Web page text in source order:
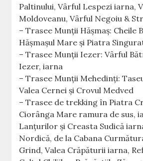
Paltinului, Vârful Lespezi iarna,
Moldoveanu, Vârful Negoiu &
– Trasee Munții Hășmaș: Cheile
Hășmașul Mare și Piatra
– Trasee Munții Iezer: Vârful
Iezer, iarna
– Trasee Munții Mehedinți:
Valea Cernei și Crovul Medved
– Trasee de trekking în Piatra
Ciorânga Mare ramura de sus,
Lanțurilor și Creasta Sudică
Nordică, de la Cabana
Grind, Valea Crăpăturii iarna,